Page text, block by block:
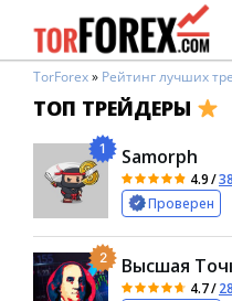
TorForex» Рейтинг лучших
ТОП ТРЕЙДЕРЫ
1 Samorph
4.9/
Проверен
2 Высшая
4.7/